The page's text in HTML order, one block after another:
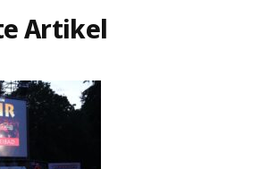
Artikel